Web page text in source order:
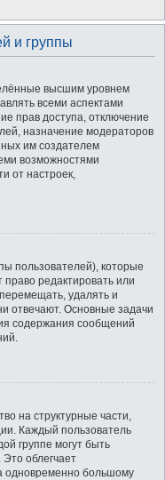
и группы
высшим уровнем
всеми аспектами
прав доступа, отключение
назначение модераторов
им создателем
возможностями
от настроек,
пользователей), которые
редактировать или
удалять и
отвечают. Основные задачи
содержания сообщений
на структурные части,
Каждый пользователь
группе могут быть
облегчает
одновременно большому